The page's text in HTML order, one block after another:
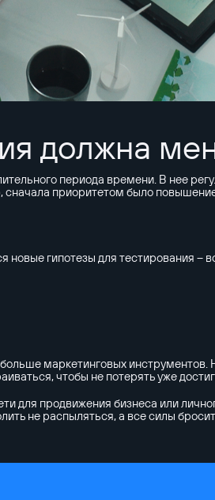
должна
периода времени. В нее
приоритетом было
гипотезы для тестирования –
маркетинговых
чтобы не потерять уже
для продвижения бизнеса или
не распыляться, а все силы